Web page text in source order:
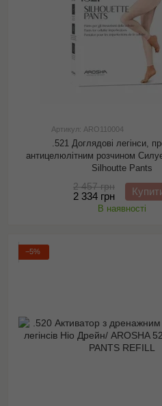
Артикул: ARO110004
.521 Доглядові легінси,
антицелюлітним розчином
Silhoutte Pants
2 457 грн
2 334 грн
В наявності
−5%